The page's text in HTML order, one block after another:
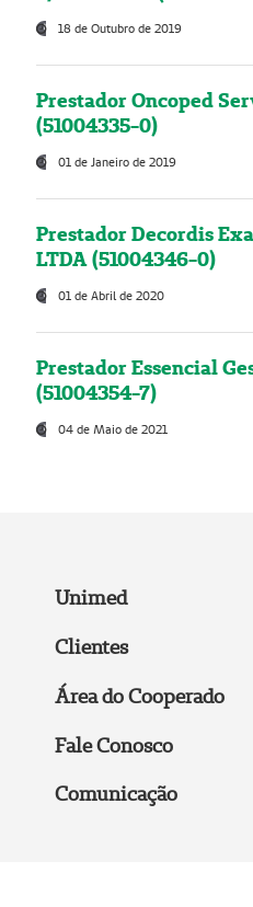
18 de Outubro de 2019
Prestador Oncoped
(51004335-0)
01 de Janeiro de 2019
Prestador Decordis
LTDA (51004346-0)
01 de Abril de 2020
Prestador Essencial
(51004354-7)
04 de Maio de 2021
Unimed
Clientes
Área do Cooperado
Fale Conosco
Comunicação